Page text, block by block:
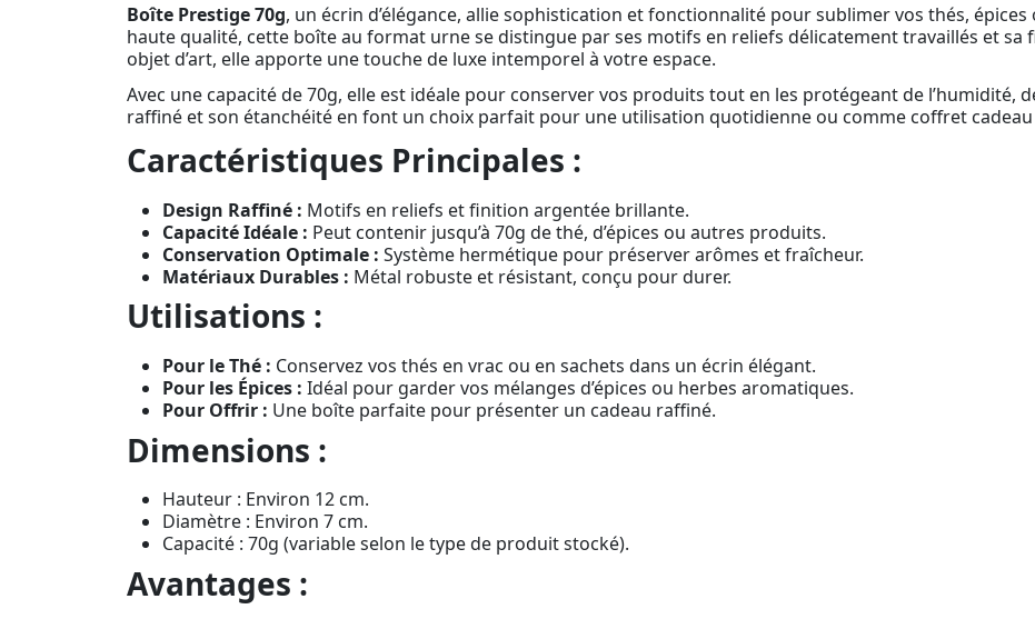
Boîte Prestige 70g, un écrin d’élégance, allie sophistication et fonctionnalité pour sublimer vos thés,
haute qualité, cette boîte au format urne se distingue par ses motifs en reliefs délicatement travaillés et
objet d’art, elle apporte une touche de luxe intemporel à votre espace.
Avec une capacité de 70g, elle est idéale pour conserver vos produits tout en les protégeant de l’humidité,
raffiné et son étanchéité en font un choix parfait pour une utilisation quotidienne ou comme coffret
Caractéristiques Principales :
Design Raffiné : Motifs en reliefs et finition argentée brillante.
Capacité Idéale : Peut contenir jusqu’à 70g de thé, d’épices ou autres produits.
Conservation Optimale : Système hermétique pour préserver arômes et fraîcheur.
Matériaux Durables : Métal robuste et résistant, conçu pour durer.
Utilisations :
Pour le Thé : Conservez vos thés en vrac ou en sachets dans un écrin élégant.
Pour les Épices : Idéal pour garder vos mélanges d’épices ou herbes aromatiques.
Pour Offrir : Une boîte parfaite pour présenter un cadeau raffiné.
Dimensions :
Hauteur : Environ 12 cm.
Diamètre : Environ 7 cm.
Capacité : 70g (variable selon le type de produit stocké).
Avantages :